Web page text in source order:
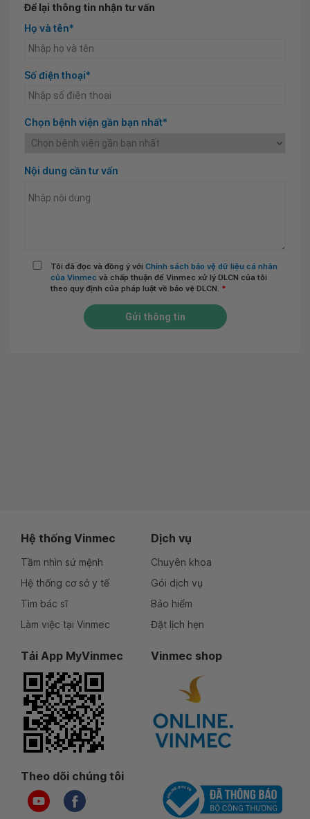
Để lại thông tin nhận tư vấn
Họ và tên*
Số điện thoại*
Chọn bệnh viện gần bạn nhất*
Nội dung cần tư vấn
Tôi đã đọc và đồng ý với Chính sách bảo vệ dữ liệu cá nhân
của Vinmec và chấp thuận để Vinmec xử lý DLCN của tôi
theo quy định của pháp luật về bảo vệ DLCN. *
Gửi thông tin
Hệ thống Vinmec
Tầm nhìn sứ mệnh
Hệ thống cơ sở y tế
Tìm bác sĩ
Làm việc tại Vinmec
Dịch vụ
Chuyên khoa
Gói dịch vụ
Bảo hiểm
Đặt lịch hẹn
Tải App MyVinmec Vinmec shop
Theo dõi chúng tôi